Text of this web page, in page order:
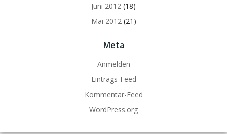
Juni 2012 (18)
Mai 2012 (21)
Meta
Anmelden
Eintrags-Feed
Kommentar-Feed
WordPress.org